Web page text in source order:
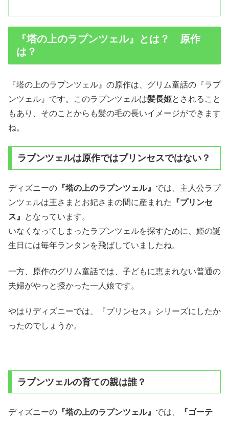
『塔の上のラプンツェル』とは？ 原作
は？
『塔の上のラプンツェル』の原作は、グリム童話の『ラプ
ンツェル』です。このラプンツェルは髪長姫とされること
もあり、そのことからも髪の毛の長いイメージができます
ね。
ラプンツェルは原作ではプリンセスではない？
ディズニーの 『塔の上のラプンツェル』 では、主人公ラプ
ンツェルは王さまとお妃さまの間に産まれた
『プリンセ
ス』
となっています。
いなくなってしまったラプンツェルを探すために、姫の誕
生日には毎年ランタンを飛ばしていましたね。
一方、原作のグリム童話では、子どもに恵まれない普通の
夫婦がやっと授かった一人娘です。
やはりディズニーでは、『プリンセス』シリーズにしたか
ったのでしょうか。
ラプンツェルの育ての親は誰？
ディズニーの 『塔の上のラプンツェル』 では、
『ゴーテ